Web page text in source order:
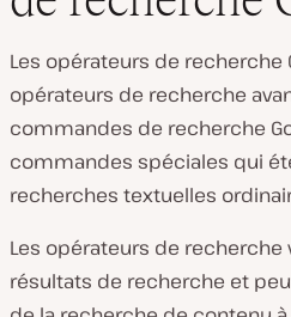
r
l
a
v
i
d
é
Les opérateurs de recherche
opérateurs de recherche
commandes de recherche
commandes spéciales qui
recherches textuelles
Les opérateurs de recherche
résultats de recherche et